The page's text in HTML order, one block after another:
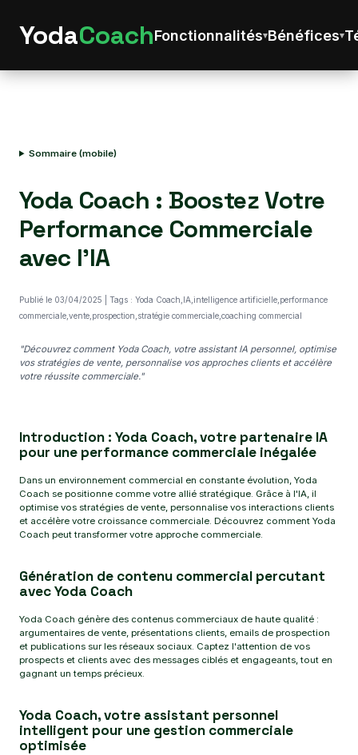
YodaCoachFonctionnalités Bénéfices
Sommaire (mobile)
Yoda Coach : Boostez Votre
Performance Commerciale
avec l'IA
Publié le 03/04/2025 | Tags : Yoda Coach,IA,intelligence artificielle,performance
commerciale,vente,prospection,stratégie commerciale,coaching commercial
"Découvrez comment Yoda Coach, votre assistant IA personnel, optimise
vos stratégies de vente, personnalise vos approches clients et accélère
votre réussite commerciale."
Introduction : Yoda Coach, votre partenaire IA
pour une performance commerciale inégalée
Dans un environnement commercial en constante évolution, Yoda
Coach se positionne comme votre allié stratégique. Grâce à l'IA, il
optimise vos stratégies de vente, personnalise vos interactions clients
et accélère votre croissance commerciale. Découvrez comment Yoda
Coach peut transformer votre approche commerciale.
Génération de contenu commercial percutant
avec Yoda Coach
Yoda Coach génère des contenus commerciaux de haute qualité :
argumentaires de vente, présentations clients, emails de prospection
et publications sur les réseaux sociaux. Captez l'attention de vos
prospects et clients avec des messages ciblés et engageants, tout en
gagnant un temps précieux.
Yoda Coach, votre assistant personnel
intelligent pour une gestion commerciale
optimisée